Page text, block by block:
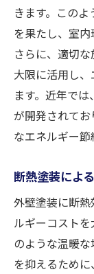
きます。この
を果たし、室内
さらに、適切
大限に活用し
ます。近年で
が開発されて
なエネルギー節
断熱塗装によ
外壁塗装に断
ルギーコスト
のような温暖
を抑えるため